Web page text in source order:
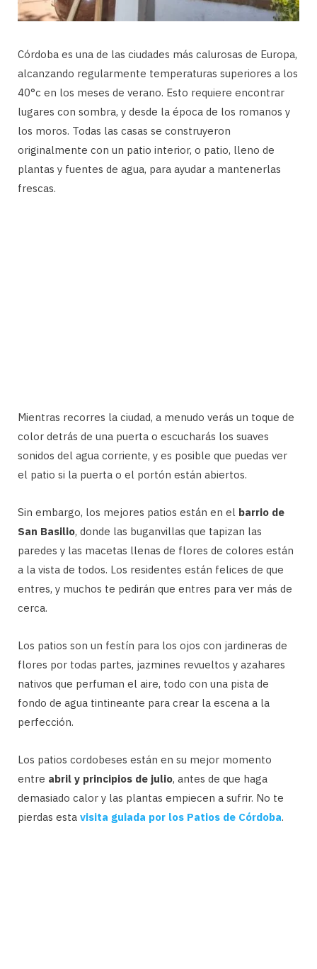
Córdoba es una de las ciudades más calurosas de Europa,
alcanzando regularmente temperaturas superiores a los
40°c en los meses de verano. Esto requiere encontrar
lugares con sombra, y desde la época de los romanos y
los moros. Todas las casas se construyeron
originalmente con un patio interior, o patio, lleno de
plantas y fuentes de agua, para ayudar a mantenerlas
frescas.
Mientras recorres la ciudad, a menudo verás un toque de
color detrás de una puerta o escucharás los suaves
sonidos del agua corriente, y es posible que puedas ver
el patio si la puerta o el portón están abiertos.
Sin embargo, los mejores patios están en el barrio de
San Basilio, donde las buganvillas que tapizan las
paredes y las macetas llenas de flores de colores están
a la vista de todos. Los residentes están felices de que
entres, y muchos te pedirán que entres para ver más de
cerca.
Los patios son un festín para los ojos con jardineras de
flores por todas partes, jazmines revueltos y azahares
nativos que perfuman el aire, todo con una pista de
fondo de agua tintineante para crear la escena a la
perfección.
Los patios cordobeses están en su mejor momento
entre abril y principios de julio, antes de que haga
demasiado calor y las plantas empiecen a sufrir. No te
pierdas esta visita guiada por los Patios de Córdoba.